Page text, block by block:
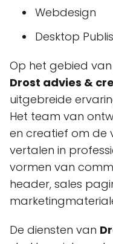
Webdesign
Desktop
Op het gebied
Drost advies &
uitgebreide
Het team van
en creatief om de
vertalen in
vormen van
header, sales
De diensten van